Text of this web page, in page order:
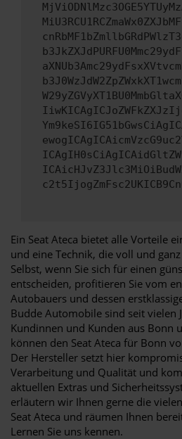
Ein Seat Ateca bietet alle Vorteile
und eine Technik, die voll und
Selbst, wenn Sie sich für einen
entscheiden, profitieren Sie vom
Autobauers und dessen
Budde Automobile sind seit vielen
Kundinnen und Kunden aus Bonn
können den Seat Ateca für Bonn
Der Hersteller setzt hier
Verarbeitung und Qualität und
aktuellen Extras und
erläutern wir Ihnen gerne die
Seat Ateca und räumen Ihnen
Lernen Sie uns kennen.